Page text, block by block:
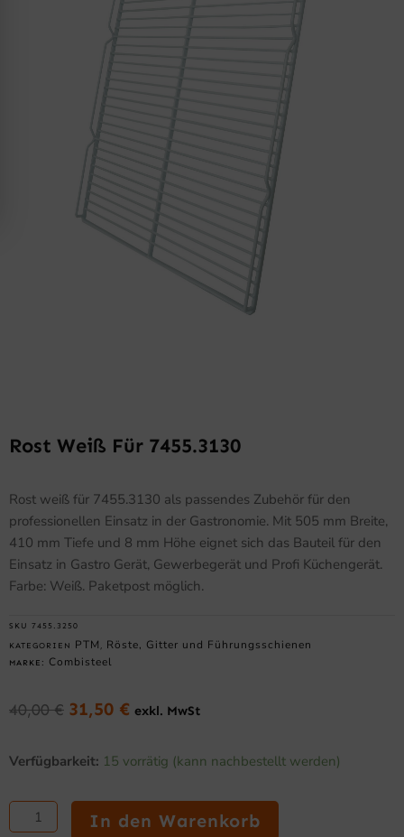
Rost Weiß Für 7455.3130
Rost weiß für 7455.3130 als passendes Zubehör für den
professionellen Einsatz in der Gastronomie. Mit 505 mm Breite,
410 mm Tiefe und 8 mm Höhe eignet sich das Bauteil für den
Einsatz in Gastro Gerät, Gewerbegerät und Profi Küchengerät.
Farbe: Weiß. Paketpost möglich.
SKU 7455.3250
KATEGORIEN PTM Röste, Gitter und Führungsschienen
MARKE: Combisteel
40,00€ Ursprünglicher
war:
31,50 € Aktueller
ist:
31,50 €.
exkl. MwSt
Verfügbarkeit: 15 vorrätig (kann nachbestellt werden)
weiß
7455.3130
Menge
In den Warenkorb